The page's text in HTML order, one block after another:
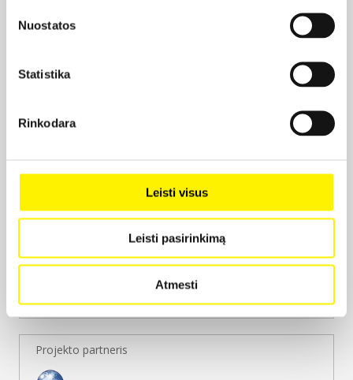
Nuostatos
Statistika
Rinkodara
Leisti visus
Leisti pasirinkimą
Atmesti
Projekto partneris
Projekto partneris
Projekto partneris